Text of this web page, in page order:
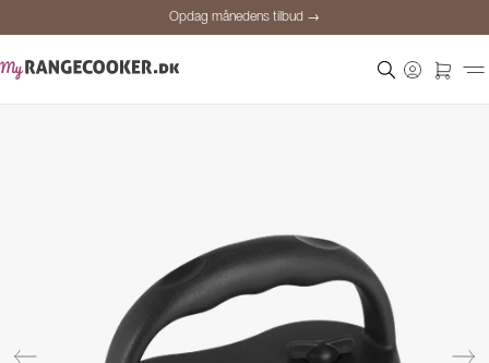
Opdag månedens tilbud →